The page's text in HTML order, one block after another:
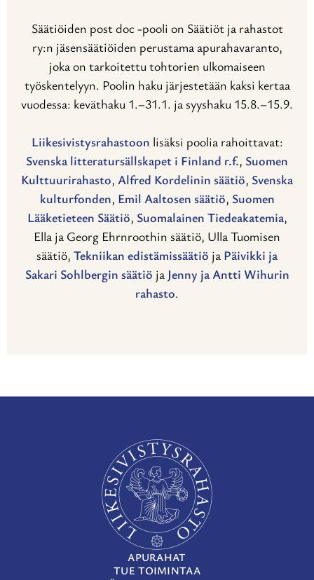
Säätiöiden post doc -pooli on Säätiöt ja rahastot
ry:n jäsensäätiöiden perustama apurahavaranto,
joka on tarkoitettu tohtorien ulkomaiseen
työskentelyyn. Poolin haku järjestetään kaksi kertaa
vuodessa: keväthaku 1.–31.1. ja syyshaku 15.8.–15.9.
Liikesivistysrahastoon lisäksi poolia rahoittavat:
Svenska litteratursällskapet i Finland r.f., Suomen
Kulttuurirahasto, Alfred Kordelinin säätiö, Svenska
kulturfonden, Emil Aaltosen säätiö, Suomen
Lääketieteen Säätiö, Suomalainen Tiedeakatemia,
Ella ja Georg Ehrnroothin säätiö, Ulla Tuomisen
säätiö, Tekniikan edistämissäätiö ja Päivikki ja
Sakari Sohlbergin säätiö ja Jenny ja Antti Wihurin
rahasto.
APURAHAT
TUE TOIMINTAA